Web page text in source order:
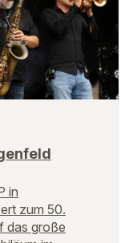
in
zum 50.
das große